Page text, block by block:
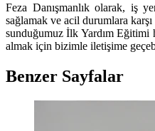
Feza Danışmanlık olarak, iş
sağlamak ve acil durumlara karşı
sunduğumuz İlk Yardım Eğitimi
almak için bizimle iletişime
Benzer Sayfalar